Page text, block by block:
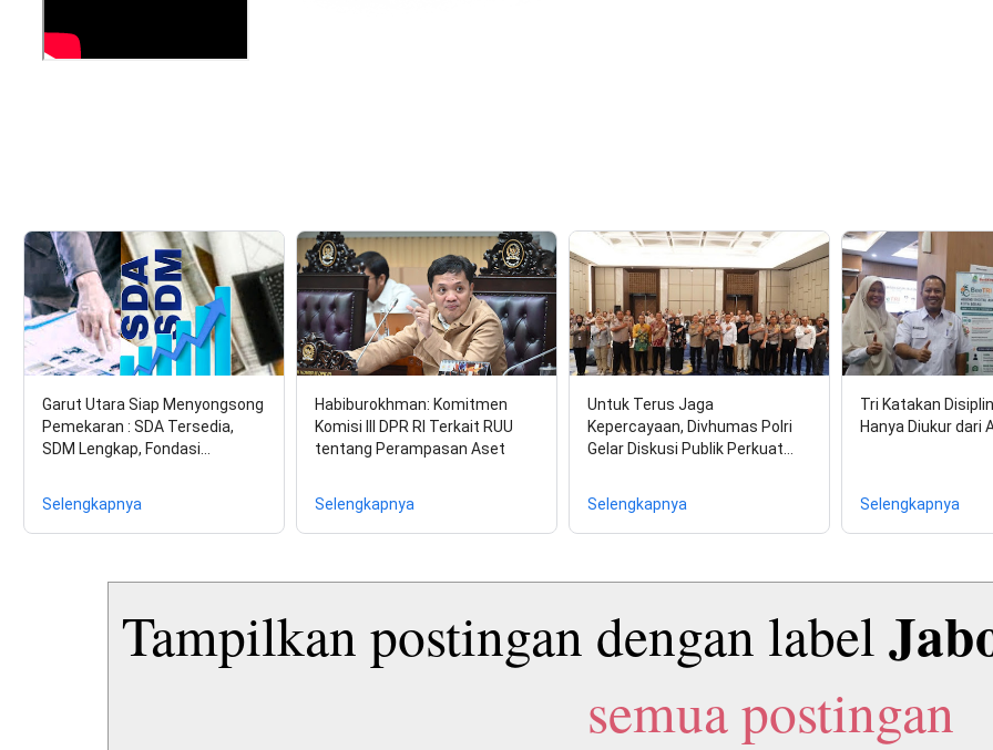
Garut Utara Siap Menyongsong
Pemekaran : SDA Tersedia,
SDM Lengkap, Fondasi…
Selengkapnya
Habiburokhman: Komitmen
Komisi III DPR RI Terkait RUU
tentang Perampasan Aset
Selengkapnya
Untuk Terus Jaga
Kepercayaan, Divhumas Polri
Gelar Diskusi Publik Perkuat…
Selengkapnya
Tri Katakan
Hanya Diukur dari
Selengkapnya
Tampilkan postingan dengan label
semua postingan